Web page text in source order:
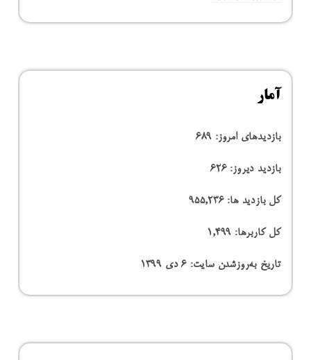
آمار
بازدیدهای امروز: 689
بازدید دیروز:626
کل بازدید ها:955,236
کل کاربرها: 1,499
تاریخ به‌روزشدن سایت:۶ دی ۱۳۹۹